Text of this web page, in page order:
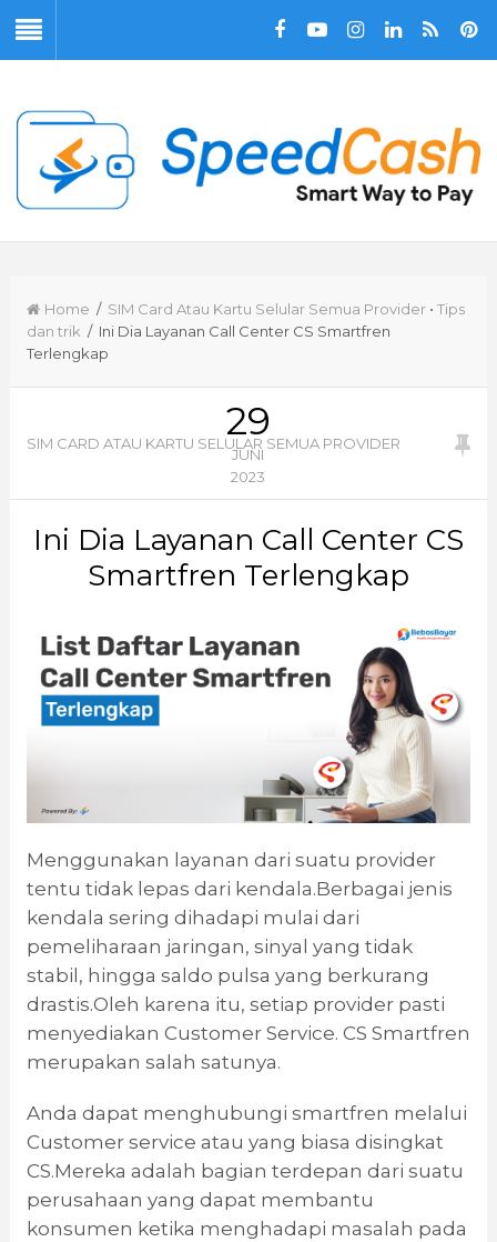
Home / SIM Card Atau Kartu Selular Semua Provider• Tips
dan trik / Ini Dia Layanan Call Center CS Smartfren
Terlengkap
29
JUNI
2023
SIM CARD ATAU KARTU SELULAR SEMUA PROVIDER
Ini Dia Layanan Call Center CS
Smartfren Terlengkap
Menggunakan layanan dari suatu provider
tentu tidak lepas dari kendala.Berbagai jenis
kendala sering dihadapi mulai dari
pemeliharaan jaringan, sinyal yang tidak
stabil, hingga saldo pulsa yang berkurang
drastis.Oleh karena itu, setiap provider pasti
menyediakan Customer Service. CS Smartfren
merupakan salah satunya.
Anda dapat menghubungi smartfren melalui
Customer service atau yang biasa disingkat
CS.Mereka adalah bagian terdepan dari suatu
perusahaan yang dapat membantu
konsumen ketika menghadapi masalah pada